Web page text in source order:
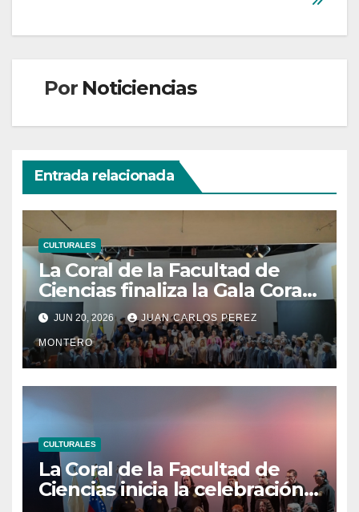
Por Noticiencias
Entrada relacionada
CULTURALES
La Coral de la Facultad de
Ciencias finaliza la Gala Coral
UCVista con el segundo
concierto en homenaje al
centenario del natalicio de
Modesta Bor
JUN 20, 2026 JUAN CARLOS PEREZ
MONTERO
CULTURALES
La Coral de la Facultad de
Ciencias inicia la celebración